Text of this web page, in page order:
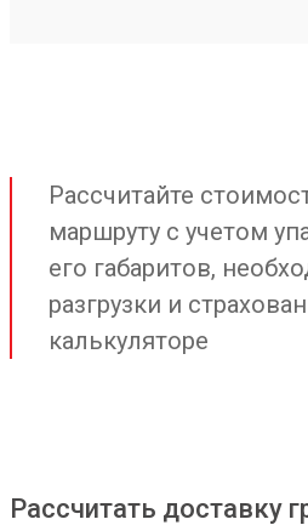
Рассчитайте
маршруту с учетом
его габаритов,
разгрузки и
калькуляторе
Рассчитать доставку